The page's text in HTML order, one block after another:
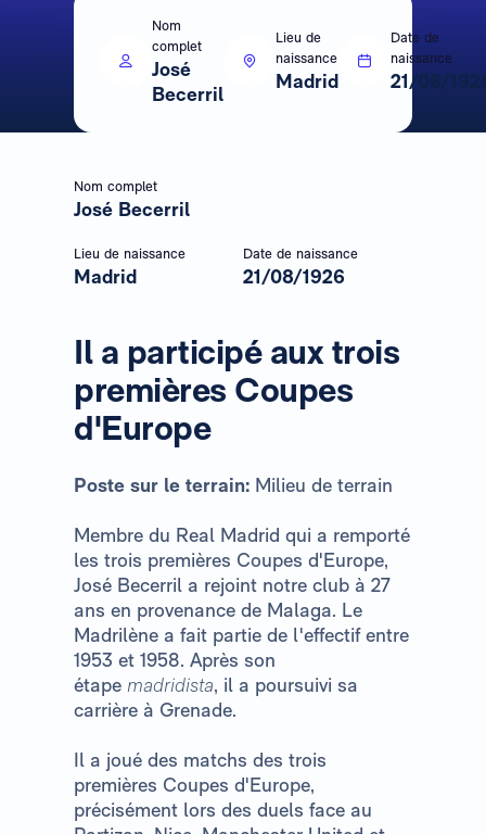
Nom
complet
José
Becerril
Lieu de
naissance
Madrid
Date de
naissance
21/08/
Nom complet
José Becerril
Lieu de naissance
Madrid
Date de naissance
21/08/1926
Il a participé aux trois
premières Coupes
d'Europe
Poste sur le terrain: Milieu de terrain
Membre du Real Madrid qui a remporté
les trois premières Coupes d'Europe,
José Becerril a rejoint notre club à 27
ans en provenance de Malaga. Le
Madrilène a fait partie de l'effectif entre
1953 et 1958. Après son
étape madridista, il a poursuivi sa
carrière à Grenade.
Il a joué des matchs des trois
premières Coupes d'Europe,
précisément lors des duels face au